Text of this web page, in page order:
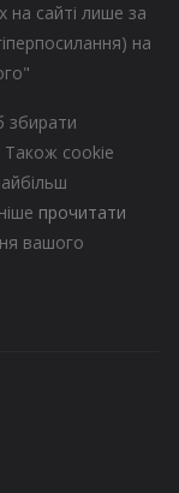
на сайті лише за
на
збирати
Також cookie
прочитати
вашого